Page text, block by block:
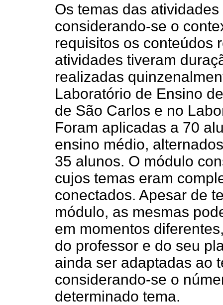
Os temas das
considerando-se o
requisitos os conteúdos
atividades tiveram
realizadas
Laboratório de Ensino
de São Carlos e no
Foram aplicadas a 70
ensino médio,
35 alunos. O módulo
cujos temas eram
conectados. Apesar de
módulo, as mesmas
em momentos
do professor e do seu
ainda ser adaptadas ao
considerando-se o
determinado tema.